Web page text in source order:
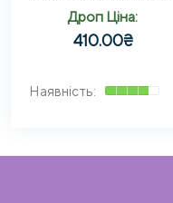
Дроп Ціна:
410.00₴